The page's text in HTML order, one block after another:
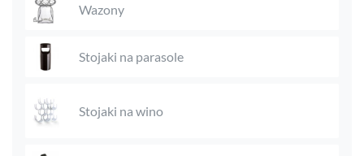
Wazony
Stojaki na parasole
Stojaki na wino